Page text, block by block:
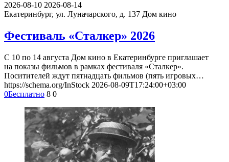
2026-08-10 2026-08-14
Екатеринбург, ул. Луначарского, д. 137 Дом кино
Фестиваль «Сталкер» 2026
С 10 по 14 августа Дом кино в Екатеринбурге приглашает
на показы фильмов в рамках фестиваля «Сталкер».
Поситителей ждут пятнадцать фильмов (пять игровых…
https://schema.org/InStock 2026-08-09T17:24:00+03:00
0Бесплатно 8 0